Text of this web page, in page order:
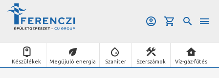
Készülékek Megújuló energia Szaniter Szerszámok Víz-gáz-fűtés